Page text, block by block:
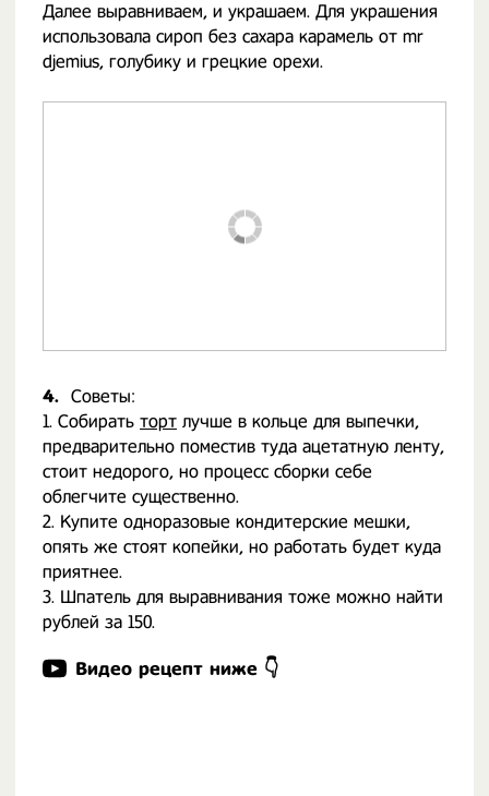
Далее выравниваем, и украшаем. Для украшения
использовала сироп без сахара карамель от mr
djemius, голубику и грецкие орехи.
4. Советы:
1. Собирать торт лучше в кольце для выпечки,
предварительно поместив туда ацетатную ленту,
стоит недорого, но процесс сборки себе
облегчите существенно.
2. Купите одноразовые кондитерские мешки,
опять же стоят копейки, но работать будет куда
приятнее.
3. Шпатель для выравнивания тоже можно найти
рублей за 150.
Видео рецепт ниже 👇